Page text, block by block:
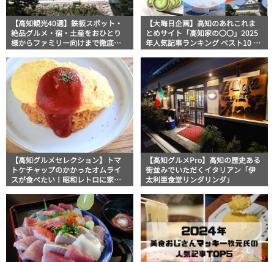
【高知観光40選】鉄板スポット・
絶品グルメ・宿・土産をおひとり
様からファミリー向けまで徹底解
【大晦日企画】高知のあれこれま
とめサイト「高知家の〇〇」2025
年人気記事ランキング ベスト10 発
【高知グルメセレクション】トマ
トケチャップのかかったオムライ
スが食べたい！昭和レトロに家族
ススメ3選
【高知グルメPro】高知の歴史ある
街並みでいただくイタリアン「伊
太利亜食堂リンダリンダ」